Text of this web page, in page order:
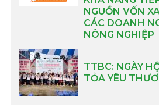
NGUỒN VỐN
CÁC DOANH
NÔNG NGHIỆP
TTBC: NGÀY
TỎA YÊU